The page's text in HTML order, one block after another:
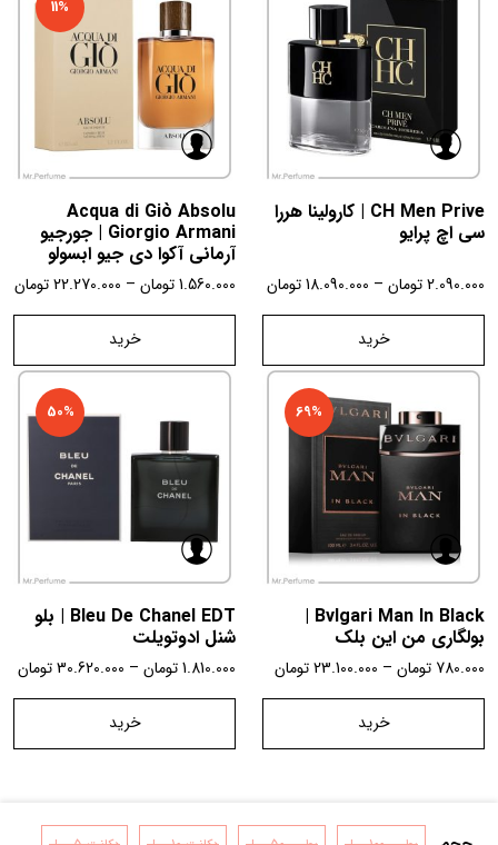
CH Men Prive | کارولینا هررا
سی اچ پرایو
2.090.000تومان –
18.090.000تومان
خرید
11%
Acqua di Giò Absolu
Giorgio Armani | جورجیو
آرمانی آکوا دی جیو ابسولو
1.560.000تومان –
22.270.000تومان
خرید
69%
Bvlgari Man In Black |
بولگاری من این بلک
780.000 تومان –
23.100.000تومان
خرید
50%
Bleu De Chanel EDT | بلو
شنل ادوتویلت
1.810.000تومان –
30.620.000تومان
خرید